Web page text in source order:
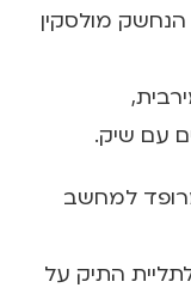
מולסקין
עם שיק.
למחשב
התיק על